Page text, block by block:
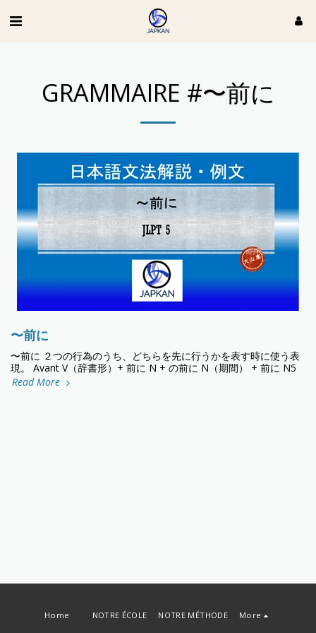
GRAMMAIRE #〜前に
〜前に
〜前に ２つの行為のうち、どちらを先に行うかを表す時に使う表
現。 Avant V（辞書形）+ 前に N + の前に N（期間） + 前に N5
Read More
Home NOTRE ÉCOLE NOTRE MÉTHODE More